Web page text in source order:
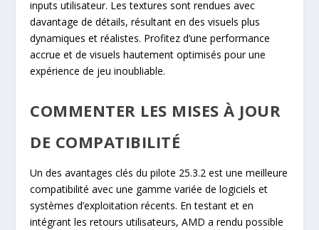
inputs utilisateur. Les textures sont rendues avec
davantage de détails, résultant en des visuels plus
dynamiques et réalistes. Profitez d’une performance
accrue et de visuels hautement optimisés pour une
expérience de jeu inoubliable.
COMMENTER LES MISES À JOUR
DE COMPATIBILITÉ
Un des avantages clés du pilote 25.3.2 est une meilleure
compatibilité avec une gamme variée de logiciels et
systèmes d’exploitation récents. En testant et en
intégrant les retours utilisateurs, AMD a rendu possible